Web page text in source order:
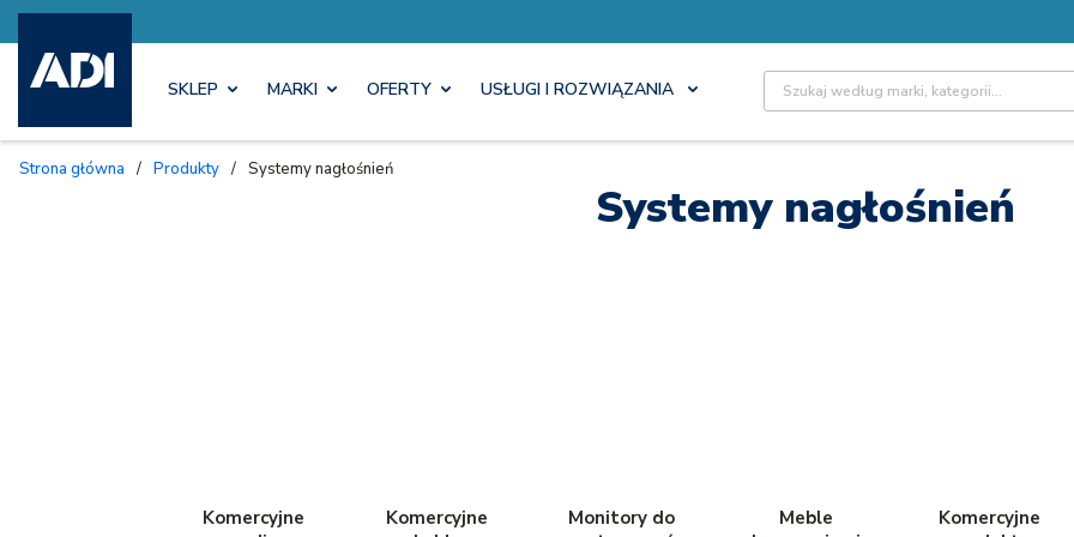
SKLEP MARKI OFERTY USŁUGI I ROZWIĄZANIA Site Search
Strona główna / Produkty / Systemy nagłośnień
Systemy nagłośnień
Komercyjne
Komercyjne
Monitory do
Meble
Komercyjne